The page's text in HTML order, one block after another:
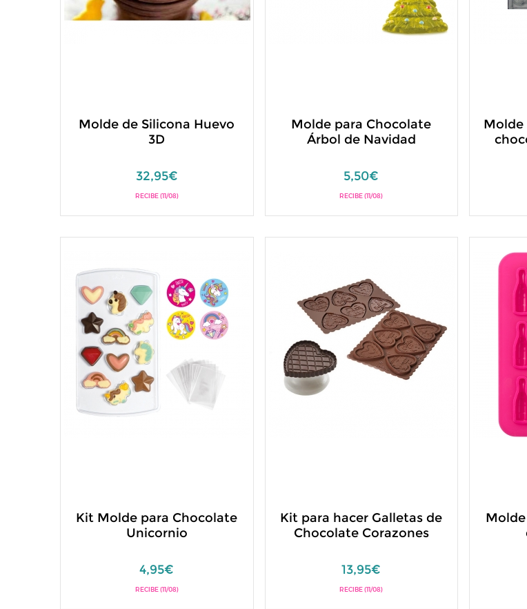
Molde de Silicona Huevo
3D
32,95€
RECIBE (11/08)
Molde para Chocolate
Árbol de Navidad
5,50€
RECIBE (11/08)
Molde
Kit Molde para Chocolate
Unicornio
4,95€
RECIBE (11/08)
Kit para hacer Galletas de
Chocolate Corazones
13,95€
RECIBE (11/08)